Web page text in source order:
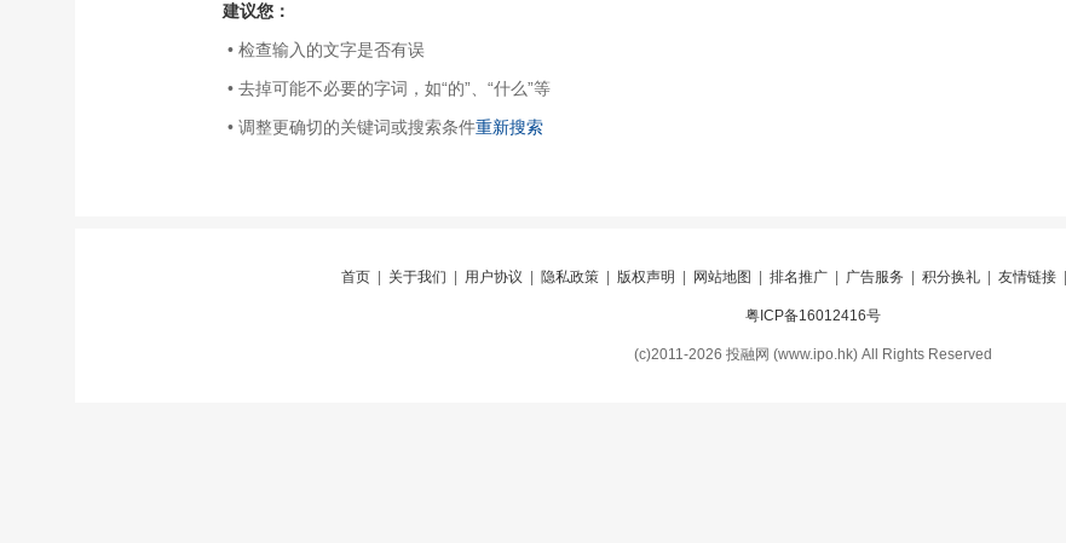
建议您：
• 检查输入的文字是否有误
• 去掉可能不必要的字词，如“的”、“什么”等
• 调整更确切的关键词或搜索条件重新搜索
首页 关于我们 用户协议 隐私政策 版权声明 网站地图 排名推广 广告服务 积分换礼 友情链接
粤ICP备16012416号
(c)2011-2026 投融网 (www.ipo.hk) All Rights Reserved